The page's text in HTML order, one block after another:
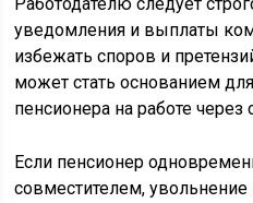
уведомления и выплаты
избежать споров и
может стать основанием
пенсионера на работе через
Если пенсионер
совместителем,